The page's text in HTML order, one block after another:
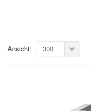
Ansicht: 300